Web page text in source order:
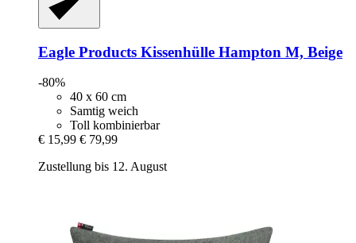
Eagle Products Kissenhülle Hampton M, Beige
-80%
40 x 60 cm
Samtig weich
Toll kombinierbar
€ 15,99 € 79,99
Zustellung bis 12. August